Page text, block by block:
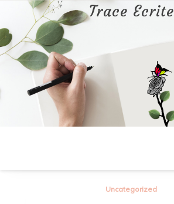
contenu
Trace Ecrite
Uncategorized